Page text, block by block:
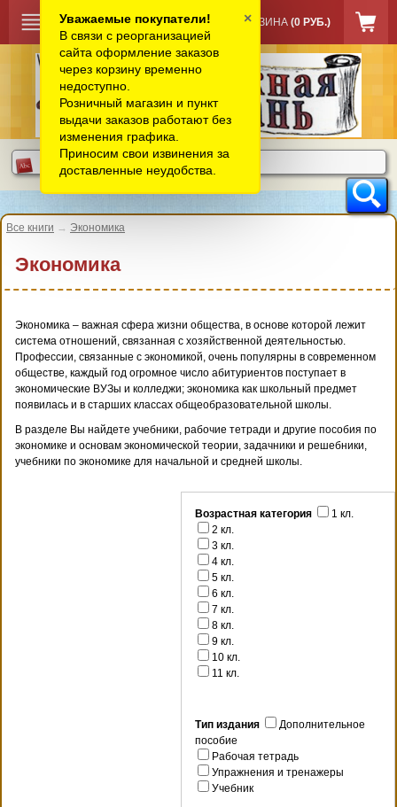
КОРЗИНА (0 РУБ.)
Все книги → Экономика
Экономика
Экономика – важная сфера жизни общества, в основе которой лежит
система отношений, связанная с хозяйственной деятельностью.
Профессии, связанные с экономикой, очень популярны в современном
обществе, каждый год огромное число абитуриентов поступает в
экономические ВУЗы и колледжи; экономика как школьный предмет
появилась и в старших классах общеобразовательной школы.
В разделе Вы найдете учебники, рабочие тетради и другие пособия по
экономике и основам экономической теории, задачники и решебники,
учебники по экономике для начальной и средней школы.
Возрастная категория
1 кл.
2 кл.
3 кл.
4 кл.
5 кл.
6 кл.
7 кл.
8 кл.
9 кл.
10 кл.
11 кл.
Тип издания
Дополнительное
пособие
Рабочая тетрадь
Упражнения и тренажеры
Учебник
Уважаемые покупатели!
В связи с реорганизацией
сайта оформление заказов
через корзину временно
недоступно.
Розничный магазин и пункт
выдачи заказов работают без
изменения графика.
Приносим свои извинения за
доставленные неудобства.
×